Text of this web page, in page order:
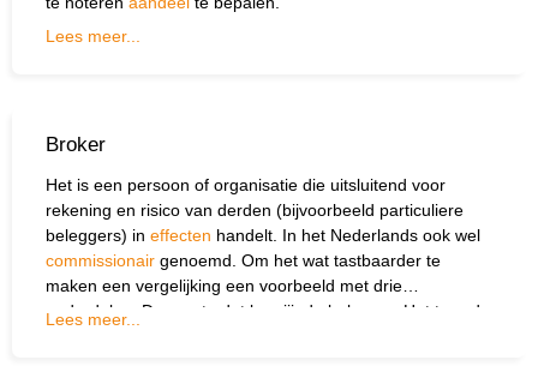
Lees meer...
Broker
Het is een persoon of organisatie die uitsluitend voor
rekening en risico van derden (bijvoorbeeld particuliere
beleggers) in effecten handelt. In het Nederlands ook wel
commissionair genoemd. Om het wat tastbaarder te
maken een vergelijking een voorbeeld met drie
onderdelen. De eerste dat ben jij, de belegger. Het tweede
Lees meer...